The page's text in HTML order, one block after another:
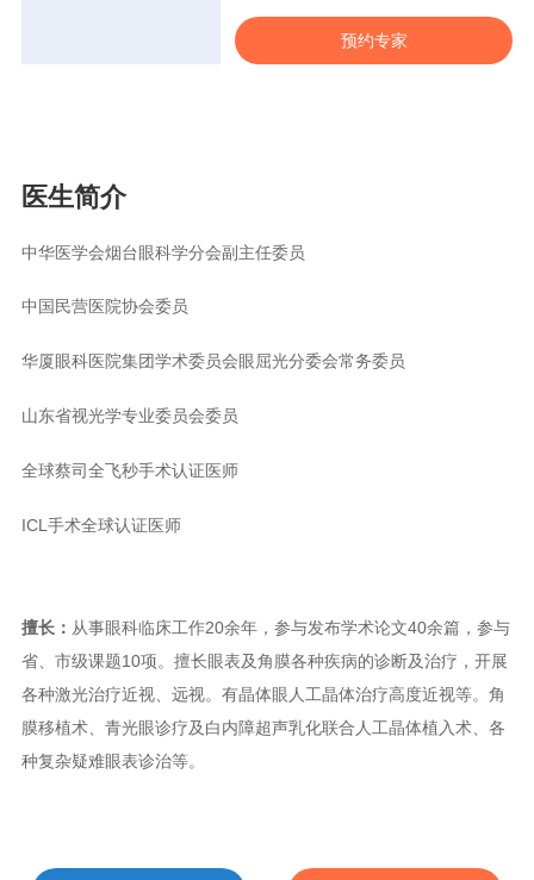
预约专家
医生简介
中华医学会烟台眼科学分会副主任委员
中国民营医院协会委员
华厦眼科医院集团学术委员会眼屈光分委会常务委员
山东省视光学专业委员会委员
全球蔡司全飞秒手术认证医师
ICL手术全球认证医师
擅长： 从事眼科临床工作20余年，参与发布学术论文40余篇，参与
省、市级课题10项。擅长眼表及角膜各种疾病的诊断及治疗，开展
各种激光治疗近视、远视。有晶体眼人工晶体治疗高度近视等。角
膜移植术、青光眼诊疗及白内障超声乳化联合人工晶体植入术、各
种复杂疑难眼表诊治等。